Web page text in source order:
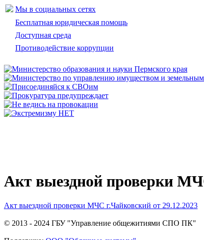
Мы в социальных сетях
Бесплатная юридическая помощь
Доступная среда
Противодействие коррупции
Акт выездной проверки
Акт выездной проверки МЧС г.Чайковский от 29.12.2023
© 2013 - 2024 ГБУ "Управление общежитиями СПО ПК"